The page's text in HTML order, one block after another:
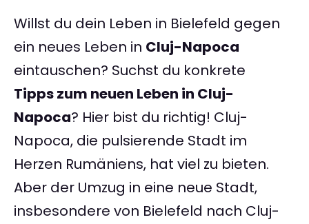
Willst du dein Leben in Bielefeld gegen
ein neues Leben in Cluj-Napoca
eintauschen? Suchst du konkrete
Tipps zum neuen Leben in Cluj-
Napoca? Hier bist du richtig! Cluj-
Napoca, die pulsierende Stadt im
Herzen Rumäniens, hat viel zu bieten.
Aber der Umzug in eine neue Stadt,
insbesondere von Bielefeld nach Cluj-